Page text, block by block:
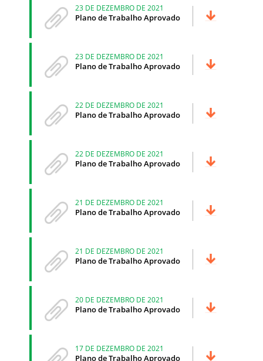
23 DE DEZEMBRO DE 2021
Plano de Trabalho Aprovado
23 DE DEZEMBRO DE 2021
Plano de Trabalho Aprovado
22 DE DEZEMBRO DE 2021
Plano de Trabalho Aprovado
22 DE DEZEMBRO DE 2021
Plano de Trabalho Aprovado
21 DE DEZEMBRO DE 2021
Plano de Trabalho Aprovado
21 DE DEZEMBRO DE 2021
Plano de Trabalho Aprovado
20 DE DEZEMBRO DE 2021
Plano de Trabalho Aprovado
17 DE DEZEMBRO DE 2021
Plano de Trabalho Aprovado